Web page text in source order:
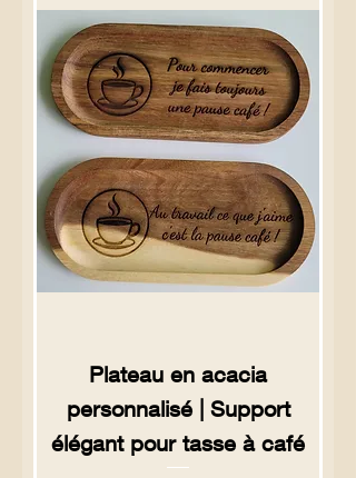
Plateau en acacia
personnalisé | Support
élégant pour tasse à café